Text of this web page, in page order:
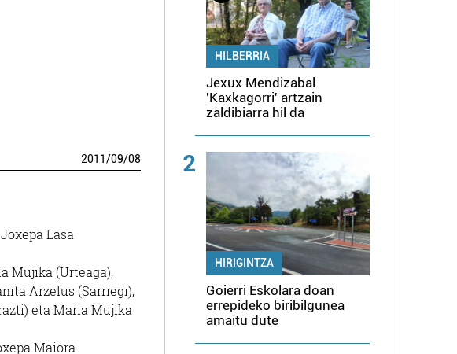
2011/09/08
Lasa
Mujika (Urteaga),
Arzelus (Sarriegi),
eta Maria Mujika
Maiora
HILBERRIA
Jexux Mendizabal
'Kaxkagorri' artzain
zaldibiarra hil da
2
HIRIGINTZA
Goierri Eskolara doan
errepideko biribilgunea
amaitu dute